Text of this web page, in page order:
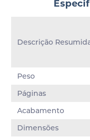
Descrição
Peso
Páginas
Acabamento
Dimensões